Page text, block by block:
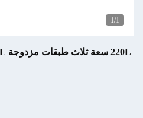
1/1